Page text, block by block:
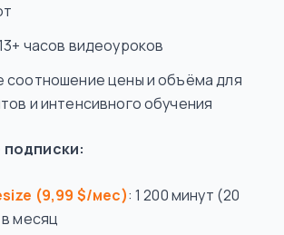
часов видеоуроков
соотношение цены и объёма для
и интенсивного обучения
(9,99 $/мес): 1 200 минут (20
месяц